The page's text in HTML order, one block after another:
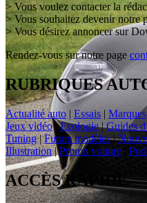
> Vous voulez contacter la
> Vous souhaitez devenir notre
> Vous désirez annoncer sur
Rendez-vous sur notre page
RUBRIQUES
Actualité auto | Essais | Marques
Jeux vidéo|Ecologie|Guides
Tuning|Futurs modèles|
Illustration|Promo voiture
ACCÈS RAPIDE